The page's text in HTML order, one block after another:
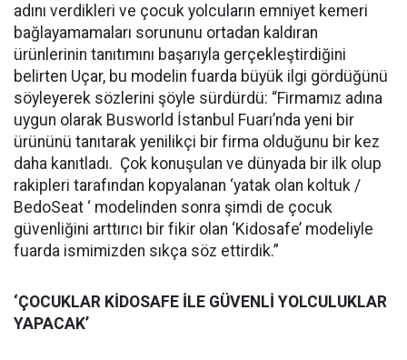
adını verdikleri ve çocuk yolcuların emniyet kemeri
bağlayamamaları sorununu ortadan kaldıran
ürünlerinin tanıtımını başarıyla gerçekleştirdiğini
belirten Uçar, bu modelin fuarda büyük ilgi gördüğünü
söyleyerek sözlerini şöyle sürdürdü: “Firmamız adına
uygun olarak Busworld İstanbul Fuarı’nda yeni bir
ürününü tanıtarak yenilikçi bir firma olduğunu bir kez
daha kanıtladı. Çok konuşulan ve dünyada bir ilk olup
rakipleri tarafından kopyalanan ‘yatak olan koltuk /
BedoSeat ‘ modelinden sonra şimdi de çocuk
güvenliğini arttırıcı bir fikir olan ‘Kidosafe’ modeliyle
fuarda ismimizden sıkça söz ettirdik.”
‘ÇOCUKLAR KİDOSAFE İLE GÜVENLİ YOLCULUKLAR
YAPACAK’